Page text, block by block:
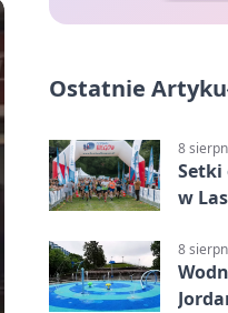
Ostatnie
8
Setki
w
8